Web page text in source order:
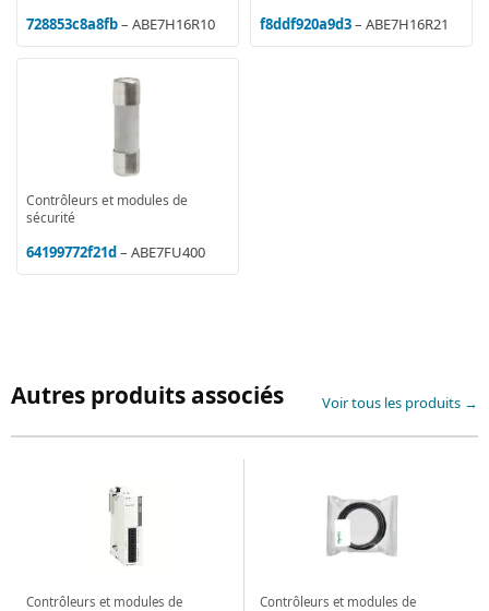
728853c8a8fb– ABE7H16R10 f8ddf920a9d3– ABE7H16R21
Contrôleurs et modules de
sécurité
64199772f21d– ABE7FU400
Autres produits associés Voir tous les produits →
Contrôleurs et modules de
Contrôleurs et modules de